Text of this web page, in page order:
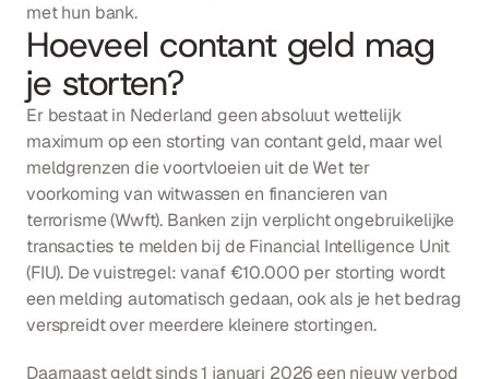
met hun bank.
Hoeveel contant geld mag
je storten?
Er bestaat in Nederland geen absoluut wettelijk
maximum op een storting van contant geld, maar wel
meldgrenzen die voortvloeien uit de Wet ter
voorkoming van witwassen en financieren van
terrorisme (Wwft). Banken zijn verplicht ongebruikelijke
transacties te melden bij de Financial Intelligence Unit
(FIU). De vuistregel: vanaf €10.000 per storting wordt
een melding automatisch gedaan, ook als je het bedrag
verspreidt over meerdere kleinere stortingen.
Daarnaast geldt sinds 1 januari 2026 een nieuw verbod